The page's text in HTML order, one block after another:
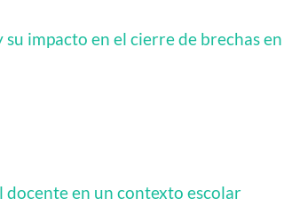
impacto en el cierre de brechas en
en un contexto escolar